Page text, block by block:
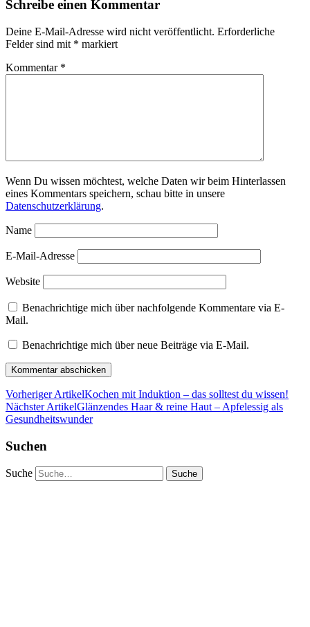
Schreibe einen Kommentar
Deine E-Mail-Adresse wird nicht veröffentlicht. Erforderliche
Felder sind mit * markiert
Kommentar *
Wenn Du wissen möchtest, welche Daten wir beim Hinterlassen
eines Kommentars speichern, schau bitte in unsere
Datenschutzerklärung.
Name
E-Mail-Adresse
Website
Benachrichtige mich über nachfolgende Kommentare via E-
Mail.
Benachrichtige mich über neue Beiträge via E-Mail.
Vorheriger ArtikelKochen mit Induktion – das solltest du wissen!
Nächster ArtikelGlänzendes Haar & reine Haut – Apfelessig als
Gesundheitswunder
Suchen
Suche